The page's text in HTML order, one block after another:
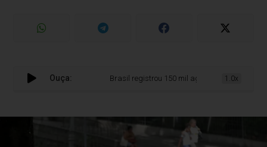
Ouça: Brasil registrou 150 mil agressões contra
1.0x